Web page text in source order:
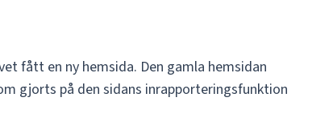
fått en ny hemsida. Den gamla hemsidan
gjorts på den sidans inrapporteringsfunktion